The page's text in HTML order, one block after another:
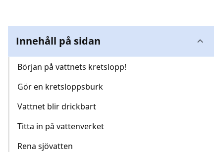
Innehåll på sidan
Början på vattnets kretslopp!
Gör en kretsloppsburk
Vattnet blir drickbart
Titta in på vattenverket
Rena sjövatten